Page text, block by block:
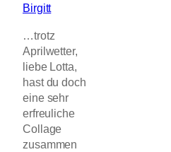
Birgitt
…trotz
Aprilwetter,
liebe Lotta,
hast du doch
eine sehr
erfreuliche
Collage
zusammen